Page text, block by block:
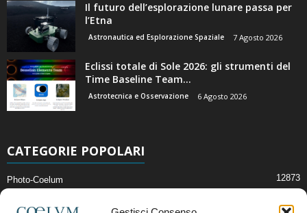
Il futuro dell’esplorazione lunare passa per
l’Etna
Astronautica ed Esplorazione Spaziale 7 Agosto 2026
Eclissi totale di Sole 2026: gli strumenti del
Time Baseline Team...
Astrotecnica e Osservazione 6 Agosto 2026
CATEGORIE POPOLARI
Photo-Coelum 12873